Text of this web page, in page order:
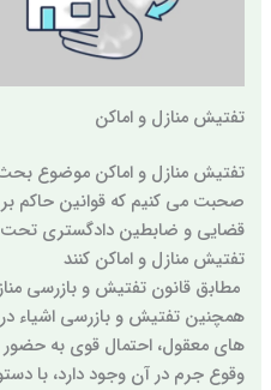
تفتیش منازل و اماکن
تفتیش منازل و اماکن موضوع بحث
صحبت می کنیم که قوانین حاکم
قضایی و ضابطین دادگستری تحت
تفتیش منازل و اماکن کنند
مطابق قانون تفتیش و بازرسی
همچنین تفتیش و بازرسی اشیاء
های معقول، احتمال قوی به حضور
وقوع جرم در آن وجود دارد، با